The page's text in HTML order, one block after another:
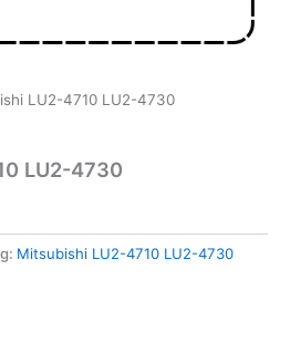
LU2-4710 LU2-4730
LU2-4730
Mitsubishi LU2-4710 LU2-4730